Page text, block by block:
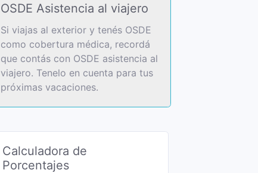
OSDE Asistencia al viajero
Si viajas al exterior y tenés OSDE
como cobertura médica, recordá
que contás con OSDE asistencia al
viajero. Tenelo en cuenta para tus
próximas vacaciones.
Calculadora de
Porcentajes